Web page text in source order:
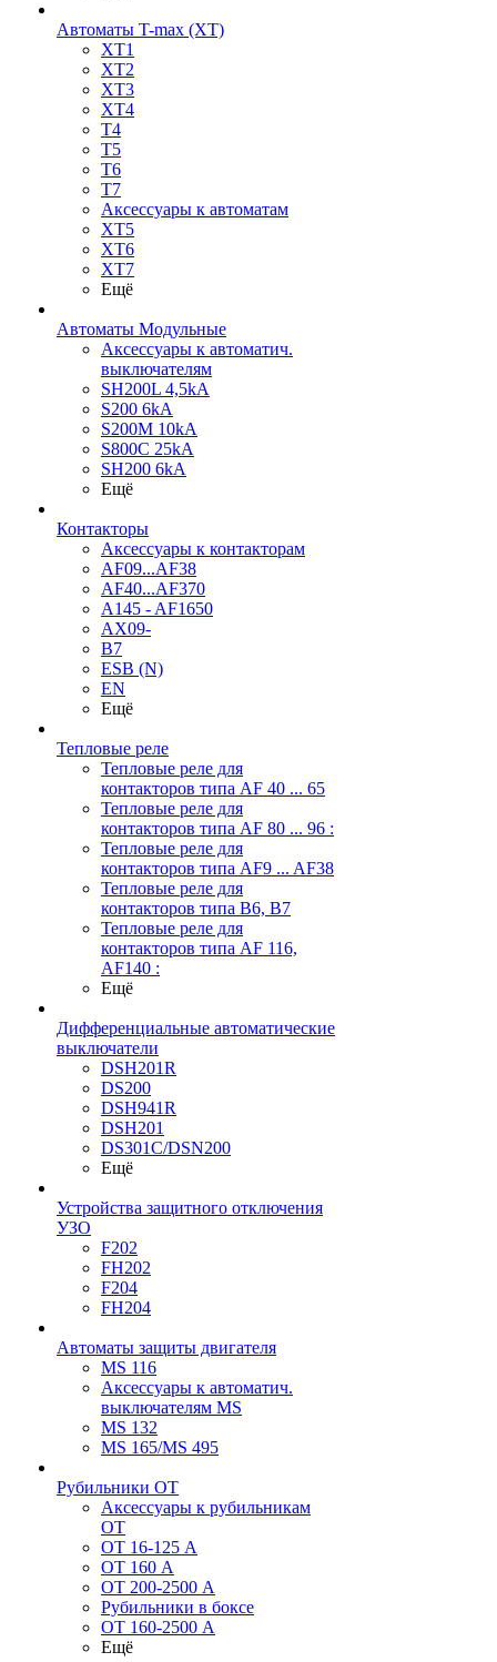
Автоматы T-max (XT)
XT1
XT2
XT3
XT4
T4
T5
T6
T7
Аксессуары к автоматам
XT5
XT6
XT7
Ещё
Автоматы Модульные
Аксессуары к автоматич.
выключателям
SH200L 4,5kA
S200 6kA
S200M 10kA
S800C 25kA
SH200 6kA
Ещё
Контакторы
Аксессуары к контакторам
AF09...AF38
AF40...AF370
A145 - AF1650
AX09-
B7
ESB (N)
EN
Ещё
Тепловые реле
Тепловые реле для
контакторов типа AF 40 ... 65
Тепловые реле для
контакторов типа AF 80 ... 96 :
Тепловые реле для
контакторов типа AF9 ... AF38
Тепловые реле для
контакторов типа В6, В7
Тепловые реле для
контакторов типа AF 116,
AF140 :
Ещё
Дифференциальные автоматические
выключатели
DSH201R
DS200
DSH941R
DSH201
DS301C/DSN200
Ещё
Устройства защитного отключения
УЗО
F202
FH202
F204
FH204
Автоматы защиты двигателя
MS 116
Аксессуары к автоматич.
выключателям MS
MS 132
MS 165/MS 495
Рубильники ОТ
Аксессуары к рубильникам
OT
OT 16-125 А
OT 160 А
OT 200-2500 А
Рубильники в боксе
OT 160-2500 А
Ещё